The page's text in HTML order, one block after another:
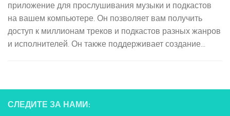
приложение для прослушивания музыки и подкастов
на вашем компьютере. Он позволяет вам получить
доступ к миллионам треков и подкастов разных жанров
и исполнителей. Он также поддерживает создание...
СЛЕДИТЕ ЗА НАМИ: